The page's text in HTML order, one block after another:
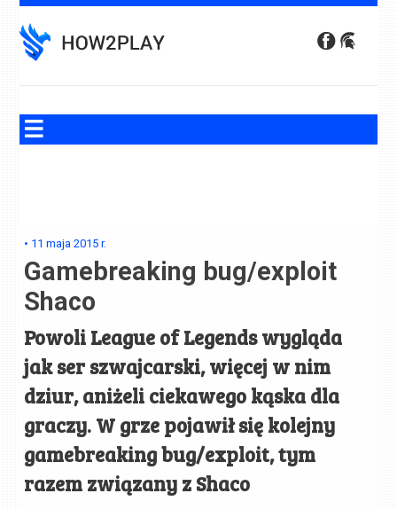
to
content
• 11 maja 2015 r.
Gamebreaking bug/exploit
Shaco
Powoli League of Legends wygląda
jak ser szwajcarski, więcej w nim
dziur, aniżeli ciekawego kąska dla
graczy. W grze pojawił się kolejny
gamebreaking bug/exploit, tym
razem związany z Shaco